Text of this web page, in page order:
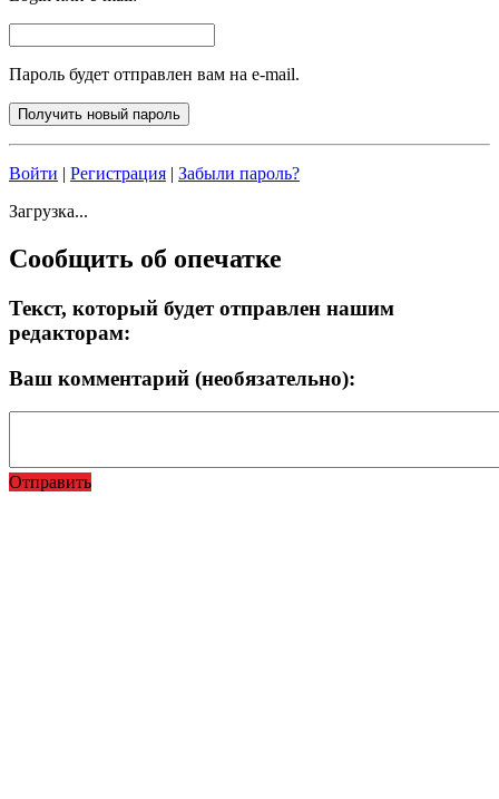
Пароль будет отправлен вам на e-mail.
Войти | Регистрация | Забыли пароль?
Загрузка...
Сообщить об опечатке
Текст, который будет отправлен нашим
редакторам:
Ваш комментарий (необязательно):
Отправить